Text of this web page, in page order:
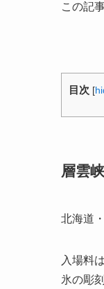
この記
目次 [
層雲
北海道
入場料
氷の彫